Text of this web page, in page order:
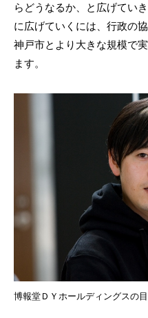
らどうなるか、と広げてい
に広げていくには、行政の
神戸市とより大きな規模で
ます。
博報堂ＤＹホールディングスの